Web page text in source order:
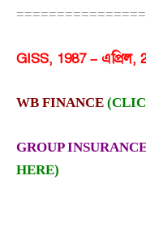
GISS, 1987 – এপ্রিল,
WB FINANCE
GROUP
HERE)